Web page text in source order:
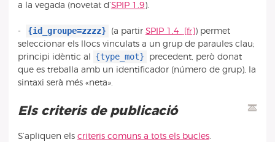
a la vegada (novetat d’SPIP 1.9).
- {id_groupe=zzzz} (a partir SPIP 1.4
) permet
seleccionar els llocs vinculats a un grup de paraules clau;
principi idèntic al
{type_mot}
precedent, però donat
que es treballa amb un identificador (número de grup), la
sintaxi serà més «neta».
Els criteris de publicació
S’apliquen els criteris comuns a tots els bucles.